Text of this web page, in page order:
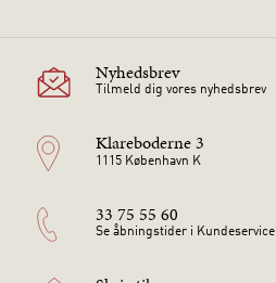
Nyhedsbrev
Tilmeld dig vores nyhedsbrev
Klareboderne 3
1115 København K
33 75 55 60
Se åbningstider i Kundeservice